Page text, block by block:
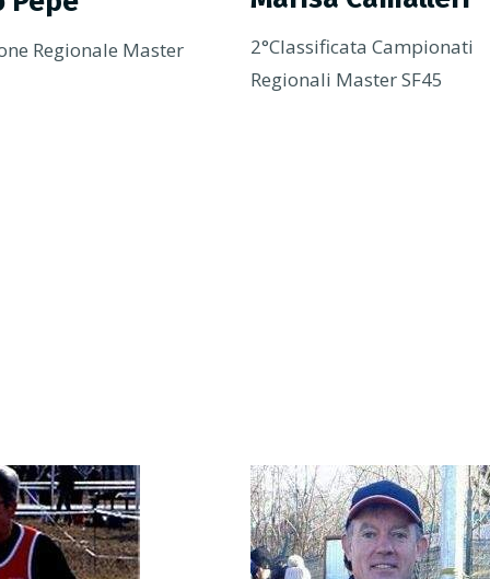
2°Classificata Campionati
Regionali Master SF45
Regionale Master